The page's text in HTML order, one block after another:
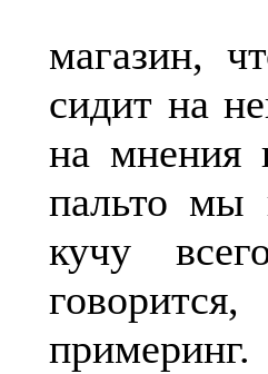
магазин,
сидит на
на мнения
пальто мы
кучу
примеринг.